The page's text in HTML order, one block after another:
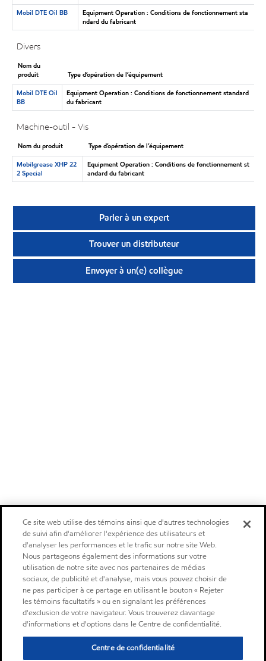
Mobil DTE Oil BB
Equipment Operation : Conditions de fonctionnement sta
ndard du fabricant
Divers
Nom du
produit
Type d’opération de l’équipement
Mobil DTE Oil
BB
Equipment Operation : Conditions de fonctionnement standard
du fabricant
Machine-outil - Vis
Nom du produit
Type d’opération de l’équipement
Mobilgrease XHP 22
2 Special
Equipment Operation : Conditions de fonctionnement st
andard du fabricant
Parler à un expert
Trouver un distributeur
Envoyer à un(e) collègue
Ce site web utilise des témoins ainsi que d'autres technologies
de suivi afin d'améliorer l'expérience des utilisateurs et
d'analyser les performances et le trafic sur notre site Web.
Nous partageons également des informations sur votre
utilisation de notre site avec nos partenaires de médias
sociaux, de publicité et d'analyse, mais vous pouvez choisir de
ne pas participer à ce partage en utilisant le bouton « Rejeter
les témoins facultatifs » ou en signalant les préférences
d'exclusion de votre navigateur. Vous trouverez davantage
d'informations et d'options dans le Centre de confidentialité.
Centre de confidentialité